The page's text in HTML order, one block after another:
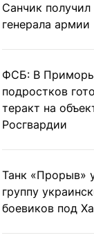
Санчик получил
генерала армии
ФСБ: В
подростков
теракт на
Росгвардии
Танк «Прорыв»
группу
боевиков под